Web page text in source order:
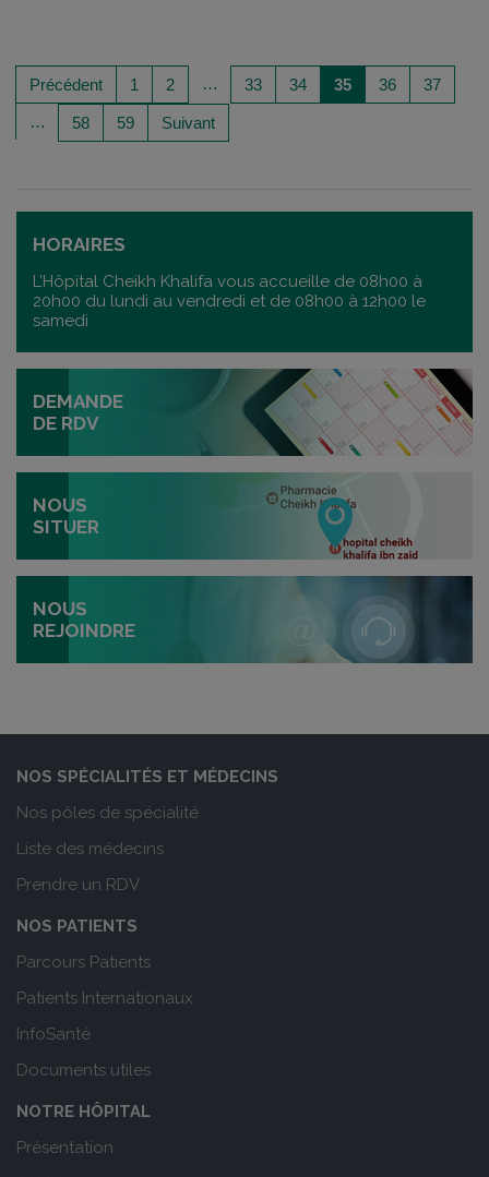
Précédent 1 2 … 33 34 35 36
37
…
58 59 Suivant
HORAIRES
L’Hôpital Cheikh Khalifa vous accueille de 08h00 à
20h00 du lundi au vendredi et de 08h00 à 12h00 le
samedi
DEMANDE
DE RDV
NOUS
SITUER
NOUS
REJOINDRE
NOS SPÉCIALITÉS ET MÉDECINS
Nos pôles de spécialité
Liste des médecins
Prendre un RDV
NOS PATIENTS
Parcours Patients
Patients Internationaux
InfoSanté
Documents utiles
NOTRE HÔPITAL
Présentation